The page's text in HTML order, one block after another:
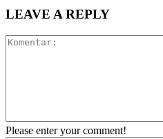
LEAVE A REPLY
Please enter your comment!